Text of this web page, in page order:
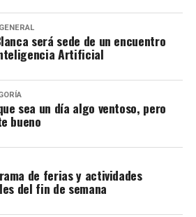
será sede de un encuentro
Artificial
sea un día algo ventoso, pero
bueno
de ferias y actividades
del fin de semana